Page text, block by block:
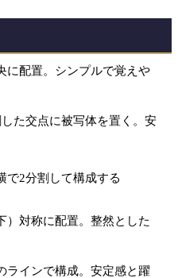
に配置。シンプルで覚えや
た交点に被写体を置く。安
で2分割して構成する
）対称に配置。整然とした
ラインで構成。安定感と躍